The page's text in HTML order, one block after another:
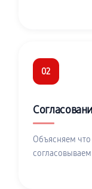
02
Объясняем